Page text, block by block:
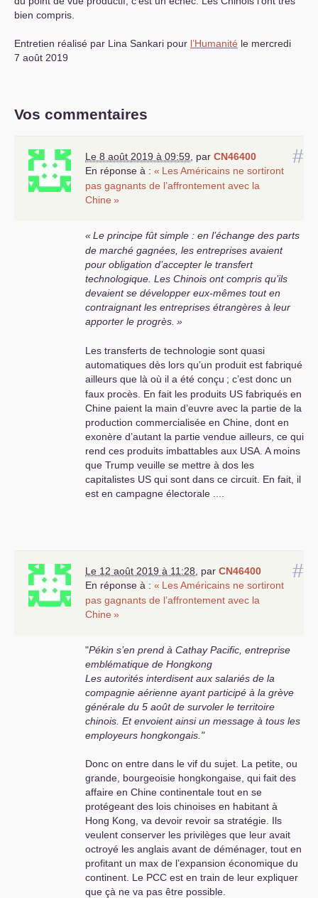
bien compris.
Entretien réalisé par Lina Sankari pour l’Humanité le mercredi
7 août 2019
Vos commentaires
#
Le 8 août 2019 à 09:59 par CN46400
En réponse à : « Les Américains ne sortiront
pas gagnants de l’affrontement avec la
Chine »
«Le principe fût simple : en l’échange des parts
de marché gagnées, les entreprises avaient
pour obligation d’accepter le transfert
technologique. Les Chinois ont compris qu’ils
devaient se développer eux-mêmes tout en
contraignant les entreprises étrangères à leur
apporter le progrès. »
Les transferts de technologie sont quasi
automatiques dès lors qu’un produit est fabriqué
ailleurs que là où il a été conçu ; c’est donc un
faux procès. En fait les produits US fabriqués en
Chine paient la main d’euvre avec la partie de la
production commercialisée en Chine, dont en
exonère d’autant la partie vendue ailleurs, ce qui
rend ces produits imbattables aux USA . A moins
que Trump veuille se mettre à dos les
capitalistes US qui sont dans ce circuit. En fait, il
est en campagne électorale ....
#
Le 12 août 2019 à 11:28 par CN46400
En réponse à : « Les Américains ne sortiront
pas gagnants de l’affrontement avec la
Chine »
"Pékin s’en prend à Cathay Pacific, entreprise
emblématique de Hongkong
Les autorités interdisent aux salariés de la
compagnie aérienne ayant participé à la grève
générale du 5 août de survoler le territoire
chinois. Et envoient ainsi un message à tous les
employeurs hongkongais."
Donc on entre dans le vif du sujet. La petite, ou
grande, bourgeoisie hongkongaise, qui fait des
affaire en Chine continentale tout en se
protégeant des lois chinoises en habitant à
Hong Kong, va devoir revoir sa stratégie. Ils
veulent conserver les privilèges que leur avait
octroyé les anglais avant de déménager, tout en
profitant un max de l’expansion économique du
continent. Le PCC est en train de leur expliquer
que çà ne va pas être possible.